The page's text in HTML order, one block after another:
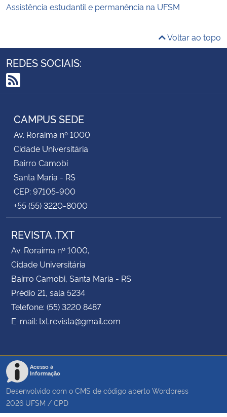
Secretaria de Governo
Advocacia-Geral da União
Banco Central do Brasil
Planalto
Assistência estudantil e permanência na UFSM
Voltar ao topo
REDES SOCIAIS:
RSS
CAMPUS SEDE
Av. Roraima nº 1000
Cidade Universitária
Bairro Camobi
Santa Maria - RS
CEP: 97105-900
+55 (55) 3220-8000
REVISTA .TXT
Av. Roraima nº 1000,
Cidade Universitária
Bairro Camobi, Santa Maria - RS
Prédio 21, sala 5234
Telefone: (55) 3220 8487
E-mail: txt.revista@gmail.com
Acesso à
Informação
Desenvolvido com o CMS de código aberto Wordpress
2026 UFSM / CPD